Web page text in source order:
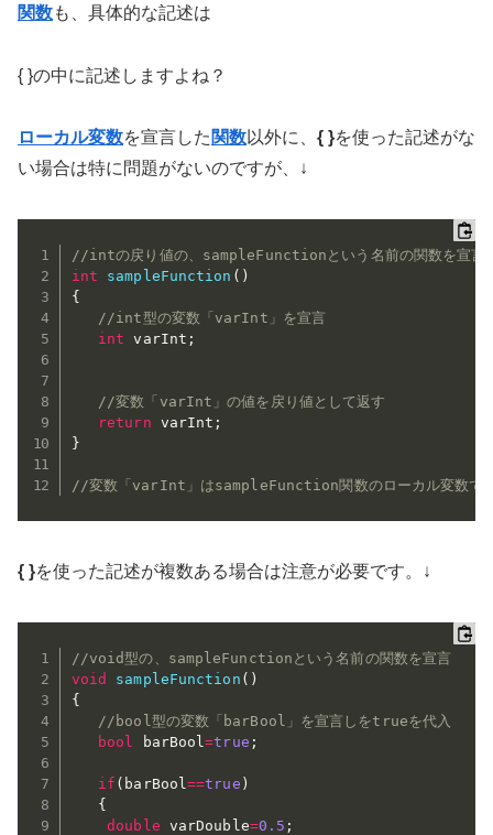
関数も、具体的な記述は
{ }の中に記述しますよね？
ローカル変数を宣言した 関数以外に、 { }を使った記述がな
い場合は特に問題がないのですが、↓
//intの戻り値の、sampleFunctionという名前の関数を宣言
int
sampleFunction ( )
{
//int型の変数「varInt」を宣言
int varInt ;
//変数「varInt」の値を戻り値として返す
return varInt ;
}
//変数「varInt」はsampleFunction関数のローカル変数で
{ }を使った記述が複数ある場合は注意が必要です。↓
//void型の、sampleFunctionという名前の関数を宣言
void
sampleFunction ( )
{
//bool型の変数「barBool」を宣言しをtrueを代入
bool
barBool=true ;
if ( barBool==true )
{
double varDouble=0.5 ;